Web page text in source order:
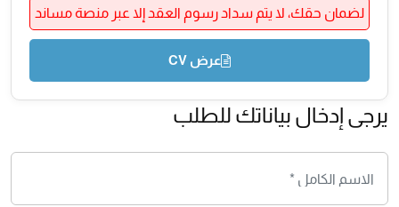
لضمان حقك، لا يتم سداد رسوم العقد إلا عبر منصة مساند
عرض CV
يرجى إدخال بياناتك للطلب